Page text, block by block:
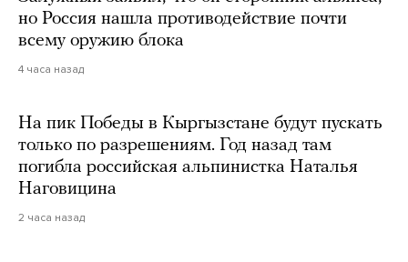
но Россия нашла противодействие почти
всему оружию блока
4 часа назад
На пик Победы в Кыргызстане будут пускать
только по разрешениям. Год назад там
погибла российская альпинистка Наталья
Наговицина
2 часа назад